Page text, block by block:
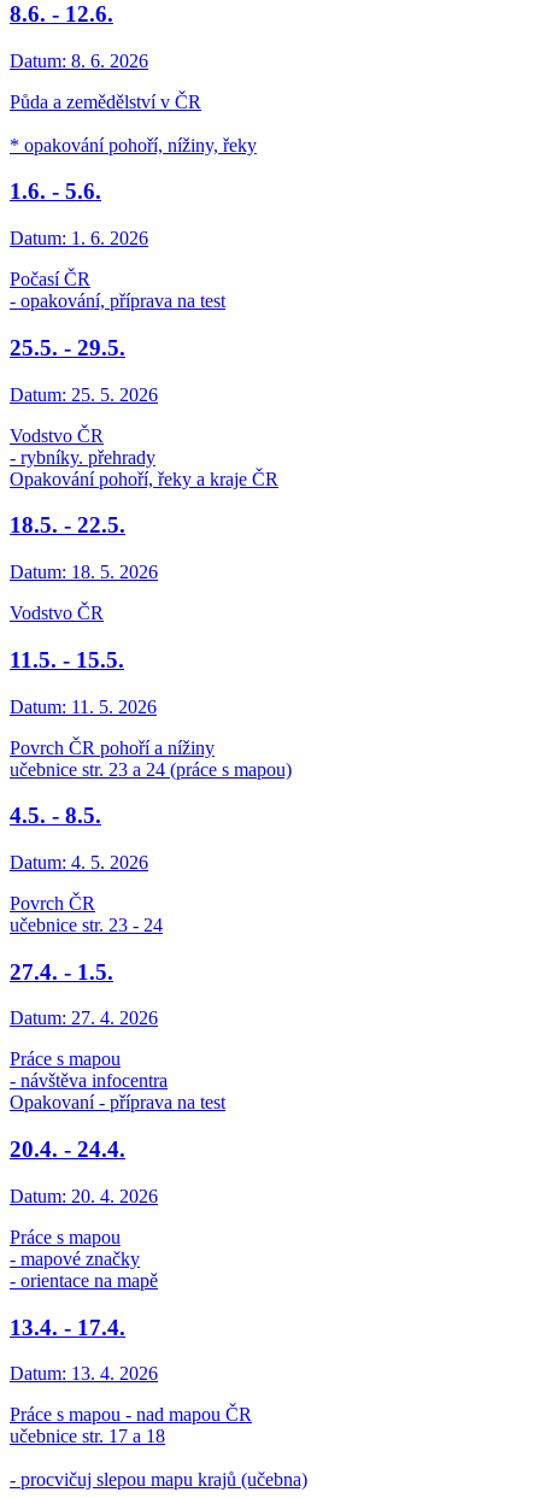
8.6. - 12.6.
Datum: 8. 6. 2026
Půda a zemědělství v ČR
* opakování pohoří, nížiny, řeky
1.6. - 5.6.
Datum: 1. 6. 2026
Počasí ČR
- opakování, příprava na test
25.5. - 29.5.
Datum: 25. 5. 2026
Vodstvo ČR
- rybníky. přehrady
Opakování pohoří, řeky a kraje ČR
18.5. - 22.5.
Datum: 18. 5. 2026
Vodstvo ČR
11.5. - 15.5.
Datum: 11. 5. 2026
Povrch ČR pohoří a nížiny
učebnice str. 23 a 24 (práce s mapou)
4.5. - 8.5.
Datum: 4. 5. 2026
Povrch ČR
učebnice str. 23 - 24
27.4. - 1.5.
Datum: 27. 4. 2026
Práce s mapou
- návštěva infocentra
Opakovaní - příprava na test
20.4. - 24.4.
Datum: 20. 4. 2026
Práce s mapou
- mapové značky
- orientace na mapě
13.4. - 17.4.
Datum: 13. 4. 2026
Práce s mapou - nad mapou ČR
učebnice str. 17 a 18
- procvičuj slepou mapu krajů (učebna)